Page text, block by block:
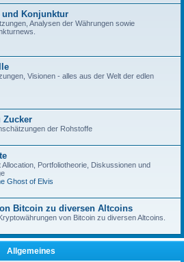
und Konjunktur
Analysen der Währungen sowie
Visionen - alles aus der Welt der edlen
Zucker
der Rohstoffe
Portfoliotheorie, Diskussionen und
Ghost of Elvis
Bitcoin zu diversen Altcoins
von Bitcoin zu diversen Altcoins.
Allgemeines